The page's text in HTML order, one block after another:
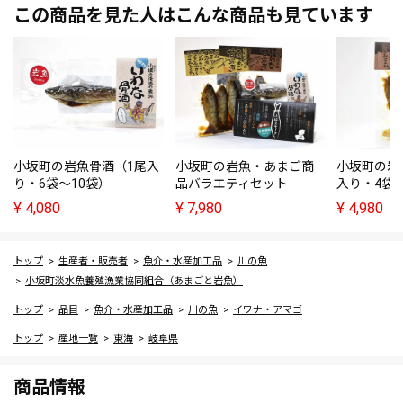
この商品を見た人はこんな商品も見ています
小坂町の岩魚骨酒（1尾入
り・6袋～10袋）
¥ 4,080
小坂町の岩魚・あまご商
品バラエティセット
¥ 7,980
小坂町の
入り・4袋
¥ 4,980
トップ 生産者・販売者 魚介・水産加工品
川の魚
小坂町淡水魚養殖漁業協同組合（あまごと岩魚）
トップ 品目 魚介・水産加工品 川の魚 イワナ・アマゴ
トップ 産地一覧 東海 岐阜県
商品情報